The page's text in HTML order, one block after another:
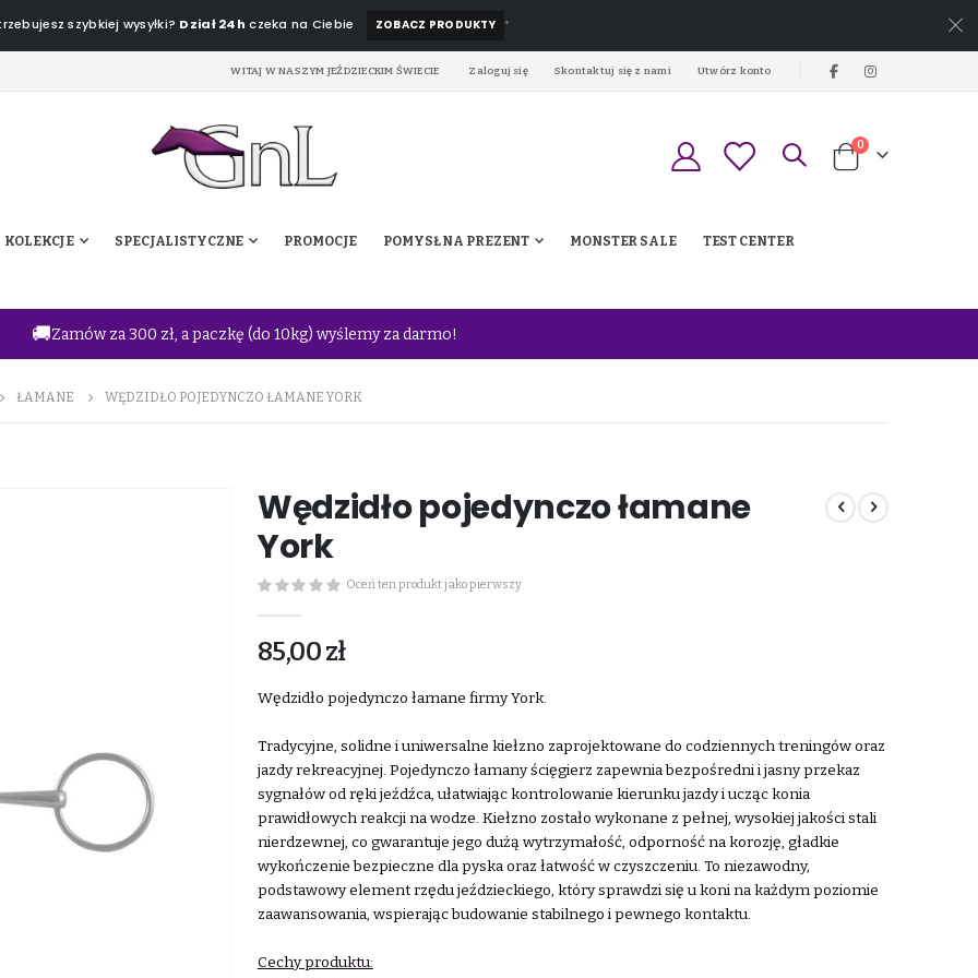
szybkiej wysyłki? Dział 24h czeka na Ciebie ZOBACZ PRODUKTY *
WITAJ W NASZYM JEŹDZIECKIM ŚWIECIE Zaloguj się Skontaktuj się z nami Utwórz konto
Koszyk
0produkty
KOLEKCJE SPECJALISTYCZNE PROMOCJE POMYSŁ NA PREZENT MONSTER SALE TEST CENTER
🚚Zamów za 300 zł, a paczkę (do 10kg) wyślemy za darmo!
ŁAMANE WĘDZIDŁO POJEDYNCZO ŁAMANE YORK
Wędzidło pojedynczo łamane
York
Oceń ten produkt jako pierwszy
85,00 zł
Wędzidło pojedynczo łamane firmy York.
Tradycyjne, solidne i uniwersalne kiełzno zaprojektowane do codziennych treningów oraz
jazdy rekreacyjnej. Pojedynczo łamany ścięgierz zapewnia bezpośredni i jasny przekaz
sygnałów od ręki jeźdźca, ułatwiając kontrolowanie kierunku jazdy i ucząc konia
prawidłowych reakcji na wodze. Kiełzno zostało wykonane z pełnej, wysokiej jakości stali
nierdzewnej, co gwarantuje jego dużą wytrzymałość, odporność na korozję, gładkie
wykończenie bezpieczne dla pyska oraz łatwość w czyszczeniu. To niezawodny,
podstawowy element rzędu jeździeckiego, który sprawdzi się u koni na każdym poziomie
zaawansowania, wspierając budowanie stabilnego i pewnego kontaktu.
Cechy produktu: